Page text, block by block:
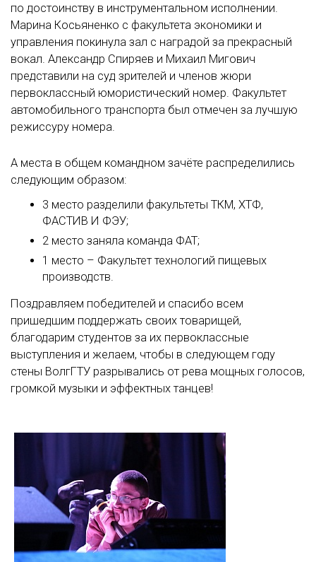
по достоинству в инструментальном исполнении.
Марина Косьяненко с факультета экономики и
управления покинула зал с наградой за прекрасный
вокал. Александр Спиряев и Михаил Мигович
представили на суд зрителей и членов жюри
первоклассный юмористический номер. Факультет
автомобильного транспорта был отмечен за лучшую
режиссуру номера.
А места в общем командном зачёте распределились
следующим образом:
3 место разделили факультеты ТКМ, ХТФ,
ФАСТИВ И ФЭУ;
2 место заняла команда ФАТ;
1 место – Факультет технологий пищевых
производств.
Поздравляем победителей и спасибо всем
пришедшим поддержать своих товарищей,
благодарим студентов за их первоклассные
выступления и желаем, чтобы в следующем году
стены ВолгГТУ разрывались от рева мощных голосов,
громкой музыки и эффектных танцев!